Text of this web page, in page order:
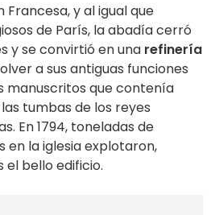
Francesa, y al igual que
de París, la abadía cerró
y se convirtió en una refinería
a sus antiguas funciones
manuscritos que contenía
tumbas de los reyes
En 1794, toneladas de
en la iglesia explotaron,
el bello edificio.